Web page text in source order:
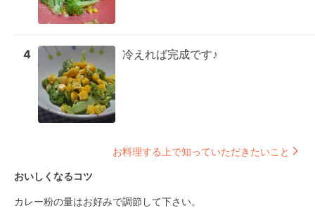
4 冷えれば完成です♪
お料理する上で知っていただきたいこと
おいしくなるコツ
カレー粉の量はお好みで調節して下さい。